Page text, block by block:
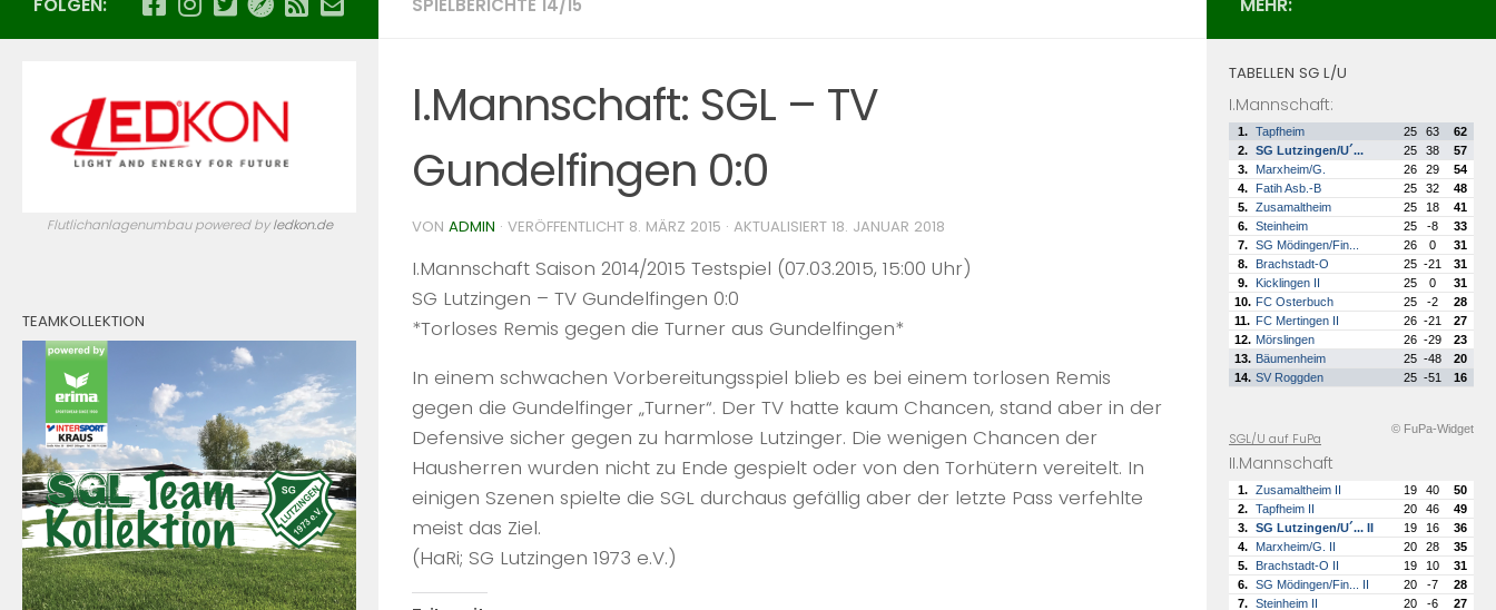
I.Mannschaft: SGL – TV
Gundelfingen 0:0
VON ADMIN · VERÖFFENTLICHT 8. MÄRZ 2015 · AKTUALISIERT 18. JANUAR 2018
I.Mannschaft Saison 2014/2015 Testspiel (07.03.2015, 15:00 Uhr)
SG Lutzingen – TV Gundelfingen 0:0
*Torloses Remis gegen die Turner aus Gundelfingen*
In einem schwachen Vorbereitungsspiel blieb es bei einem torlosen Remis
gegen die Gundelfinger „Turner“. Der TV hatte kaum Chancen, stand aber in der
Defensive sicher gegen zu harmlose Lutzinger. Die wenigen Chancen der
Hausherren wurden nicht zu Ende gespielt oder von den Torhütern vereitelt. In
einigen Szenen spielte die SGL durchaus gefällig aber der letzte Pass verfehlte
meist das Ziel.
(HaRi; SG Lutzingen 1973 e.V.)
Flutlichanlagenumbau powered byledkon.de
TEAMKOLLEKTION
TABELLEN SG L/U
I.Mannschaft:
1. Tapfheim 25 63
62
2.
SG Lutzingen/U´... 25 38
57
3.
Marxheim/G. 26 29
54
4.
Fatih Asb.-B 25 32
48
5.
Zusamaltheim 25 18
41
6.
Steinheim 25 -8
33
7.
SG Mödingen/Fin... 26 0
31
8.
Brachstadt-O 25 -21
31
9.
Kicklingen II 25 0
31
10. FC Osterbuch 25 -2
28
11. FC Mertingen II 26 -21
27
12. Mörslingen 26 -29
23
13. Bäumenheim 25 -48
20
14. SV Roggden 25 -51 16
© FuPa-Widget
SGL/U auf FuPa
II.Mannschaft
1. Zusamaltheim II 19 40
50
2.
Tapfheim II 20 46
49
3.
SG Lutzingen/U´... II 19 16
36
4.
Marxheim/G. II 20 28
35
5.
Brachstadt-O II 19 10
31
6.
SG Mödingen/Fin... II 20 -7
28
7.
Steinheim II 20 -6
27